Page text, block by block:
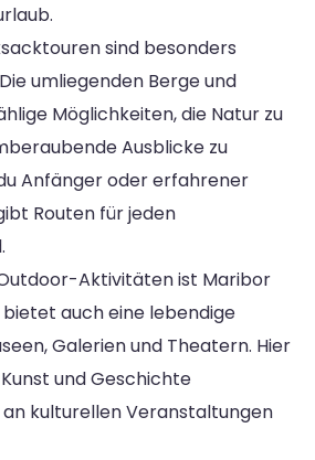
sind besonders
umliegenden Berge und
Möglichkeiten, die Natur zu
Ausblicke zu
Anfänger oder erfahrener
Routen für jeden
Aktivitäten ist Maribor
auch eine lebendige
Galerien und Theatern. Hier
und Geschichte
kulturellen Veranstaltungen